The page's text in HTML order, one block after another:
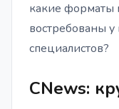
какие форматы
востребованы
специалистов?
CNews: